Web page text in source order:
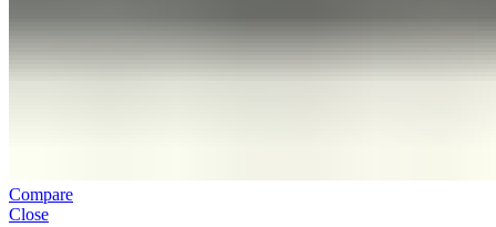
Compare
Close